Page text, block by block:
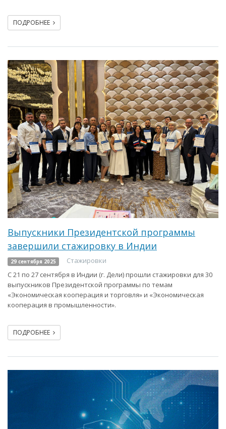
ПОДРОБНЕЕ
Выпускники Президентской программы
завершили стажировку в Индии
29 сентября 2025
Стажировки
С 21 по 27 сентября в Индии (г. Дели) прошли стажировки для 30
выпускников Президентской программы по темам
«Экономическая кооперация и торговля» и «Экономическая
кооперация в промышленности».
ПОДРОБНЕЕ